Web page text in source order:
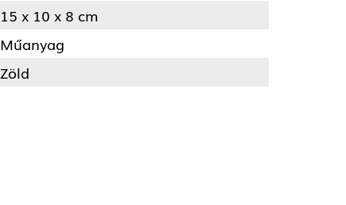
15 x 10 x 8 cm
Műanyag
Zöld